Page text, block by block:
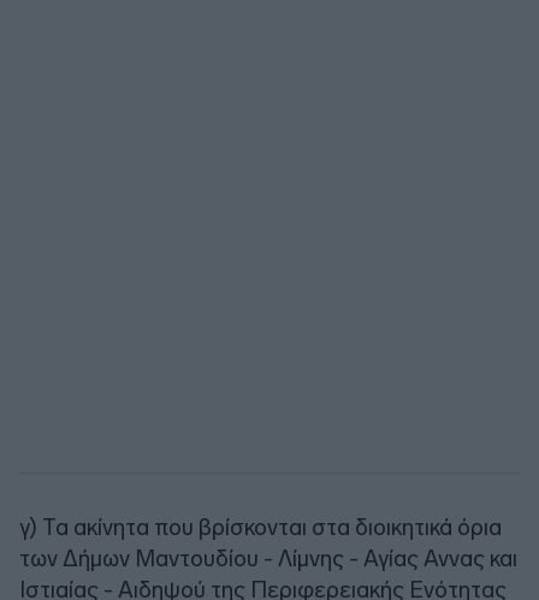
γ) Τα ακίνητα που βρίσκονται στα διοικητικά όρια
των Δήμων Μαντουδίου - Λίμνης - Αγίας Αννας και
Ιστιαίας - Αιδηψού της Περιφερειακής Ενότητας